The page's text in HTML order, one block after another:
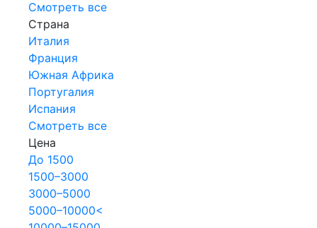
Смотреть все
Страна
Италия
Франция
Южная Африка
Португалия
Испания
Смотреть все
Цена
До 1500
1500–3000
3000–5000
5000–10000<